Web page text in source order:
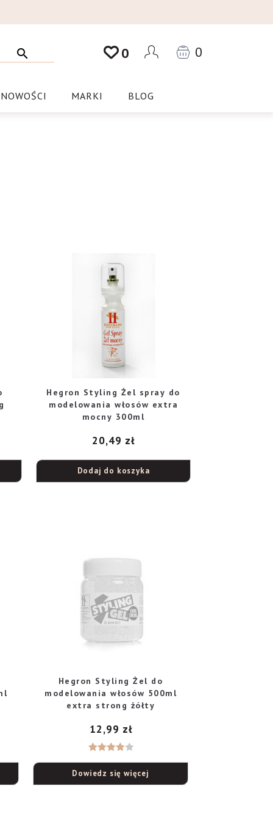
0 0
NOWOŚCI MARKI BLOG
Hegron Styling Żel spray do
modelowania włosów extra
mocny 300ml
20,49 zł
Dodaj do koszyka
Hegron Styling Żel do
modelowania włosów 500ml
extra strong żółty
4.00 na
5
12,99 zł
Dowiedz się więcej